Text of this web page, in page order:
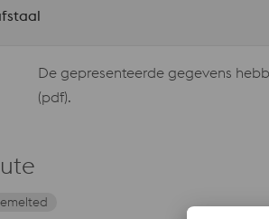
De gepresenteerde gegevens
(pdf).